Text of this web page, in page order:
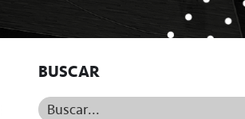
BUSCAR
Buscar...